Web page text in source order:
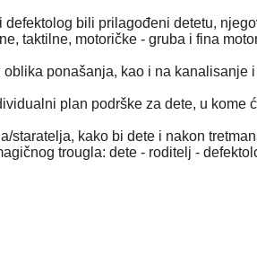
bili prilagođeni detetu,
taktilne, motoričke - gruba i fina
ponašanja, kao i na
plan podrške za dete, u
kako bi dete i nakon
trougla: dete - roditelj -